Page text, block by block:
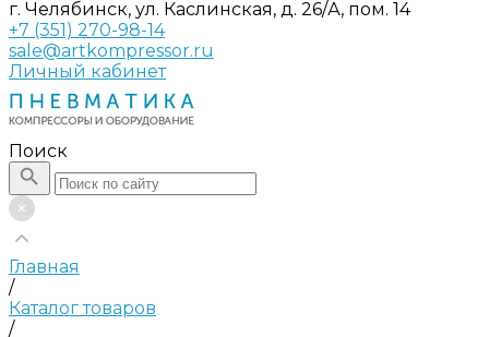
г. Челябинск, ул. Каслинская, д. 26/А, пом. 14
+7 (351) 270-98-14
sale@artkompressor.ru
Личный кабинет
Поиск
Главная
/
Каталог товаров
/